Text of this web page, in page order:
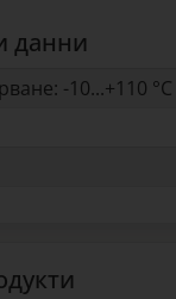
данни
-10...+110 °C